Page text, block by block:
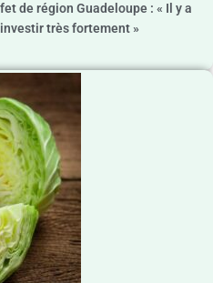
de région Guadeloupe : « Il y a
très fortement »